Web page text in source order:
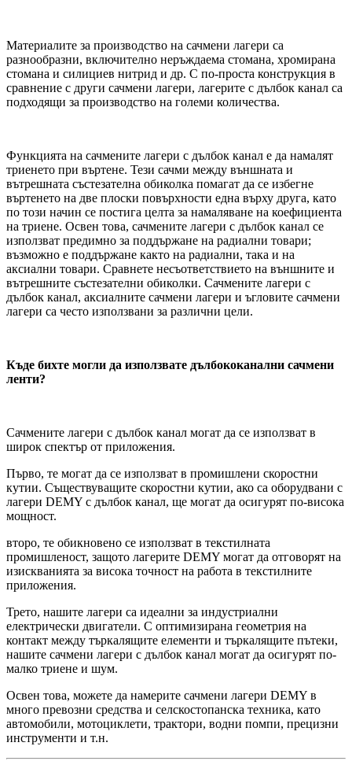
Материалите за производство на сачмени лагери са
разнообразни, включително неръждаема стомана, хромирана
стомана и силициев нитрид и др. С по-проста конструкция в
сравнение с други сачмени лагери, лагерите с дълбок канал са
подходящи за производство на големи количества.
Функцията на сачмените лагери с дълбок канал е да намалят
триенето при въртене. Тези сачми между външната и
вътрешната състезателна обиколка помагат да се избегне
въртенето на две плоски повърхности една върху друга, като
по този начин се постига целта за намаляване на коефициента
на триене. Освен това, сачмените лагери с дълбок канал се
използват предимно за поддържане на радиални товари;
възможно е поддържане както на радиални, така и на
аксиални товари. Сравнете несъответствието на външните и
вътрешните състезателни обиколки. Сачмените лагери с
дълбок канал, аксиалните сачмени лагери и ъгловите сачмени
лагери са често използвани за различни цели.
Къде бихте могли да използвате дълбококанални сачмени
ленти?
Сачмените лагери с дълбок канал могат да се използват в
широк спектър от приложения.
Първо, те могат да се използват в промишлени скоростни
кутии. Съществуващите скоростни кутии, ако са оборудвани с
лагери DEMY с дълбок канал, ще могат да осигурят по-висока
мощност.
второ, те обикновено се използват в текстилната
промишленост, защото лагерите DEMY могат да отговорят на
изискванията за висока точност на работа в текстилните
приложения.
Трето, нашите лагери са идеални за индустриални
електрически двигатели. С оптимизирана геометрия на
контакт между търкалящите елементи и търкалящите пътеки,
нашите сачмени лагери с дълбок канал могат да осигурят по-
малко триене и шум.
Освен това, можете да намерите сачмени лагери DEMY в
много превозни средства и селскостопанска техника, като
автомобили, мотоциклети, трактори, водни помпи, прецизни
инструменти и т.н.